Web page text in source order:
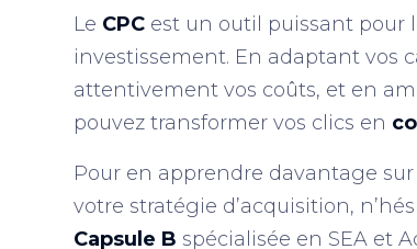
Le CPC est un outil puissant pour
investissement. En adaptant vos
attentivement vos coûts, et en
pouvez transformer vos clics en
Pour en apprendre davantage
votre stratégie d’acquisition,
Capsule B spécialisée en SEA et